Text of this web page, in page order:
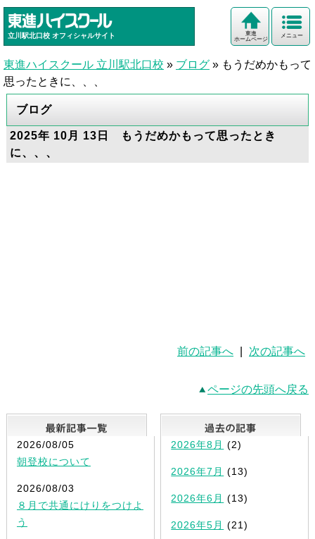
立川駅北口校 オフィシャルサイト メニュー
東進
ホームページ
東進ハイスクール 立川駅北口校 » ブログ » もうだめかもって
思ったときに、、、
ブログ
2025年 10月 13日 もうだめかもって思ったとき
に、、、
前の記事へ 次の記事へ
ページの先頭へ戻る
最新記事一覧
2026/08/05
朝登校について
2026/08/03
８月で共通にけりをつけよ
う
2026年8月 (2)
2026年7月 (13)
2026年6月 (13)
2026年5月 (21)